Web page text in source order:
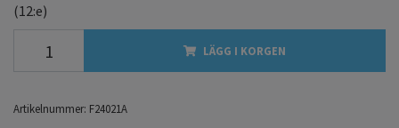
(12:e)
LÄGG I KORGEN
Artikelnummer: F24021A